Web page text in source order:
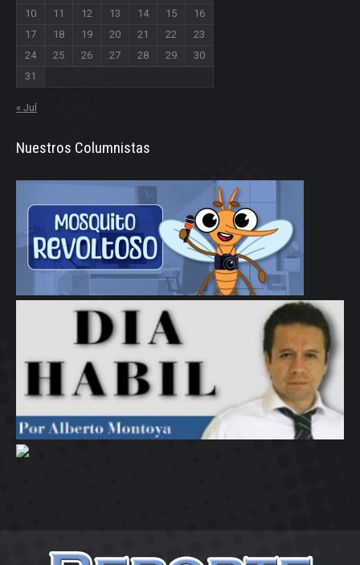
10
11 12 13 14 15
16
17
18 19 20 21 22
23
24
25 26 27 28 29
30
31
« Jul
Nuestros Columnistas